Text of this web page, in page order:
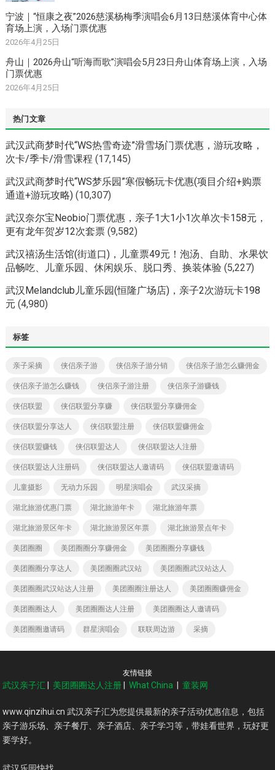
宁波｜“恒康之夜”2026慈溪杨梅季演唱会6月13日慈溪体育中心体
育场上演，入场门票优惠
2026年4月25日
舟山｜2026舟山“听海而歌”演唱会5月23日舟山体育场上演，入场
门票优惠
2026年4月25日
热门文章
武汉武商梦时代“WS热雪奇迹”滑雪场门票优惠，游玩攻略，
次卡/季卡/滑雪课程 (17,145)
武汉武商梦时代“WS梦乐园”寒假畅玩卡优惠(项目介绍+购票
通道+游玩攻略) (10,307)
武汉奈尔宝Neobio门票优惠，亲子1大1小1次单次卡158元，
更有龙年贺岁12次套票 (9,582)
武汉禧汤生活馆(街道口)，儿童票49元！泡汤、自助、水果饮
品畅吃、儿童乐园、休闲娱乐、脱口秀、换装体验 (5,227)
武汉Melandclub儿童乐园(恒隆广场店)，亲子2次游玩卡198
元 (4,980)
标签
亲子采摘 侠侣亲子游 侠侣亲子游分销 侠侣亲子游怎么赚佣金
侠侣亲子游怎么赚钱 侠侣亲子游注册 侠侣亲子游赚钱
侠侣联盟 侠侣联盟分享赚 侠侣联盟分享赚佣金
侠侣联盟分享达人 侠侣联盟注册 侠侣联盟赚佣金
侠侣联盟赚钱 侠侣联盟达人 侠侣联盟达人注册
侠侣联盟达人注册码 侠侣联盟达人邀请码 侠侣联盟邀请码
儿童摄影 无动力乐园 明星演唱会 武汉采摘
湖北旅游优惠门票 湖北旅游年卡 湖北旅游年票
湖北旅游景区年卡 湖北旅游景区年票 湖北旅游景点年卡
美团圈圈 美团圈圈分享赚佣金 美团圈圈分享赚钱
美团圈圈分享达人 美团圈圈武汉站 美团圈圈武汉站达人
美团圈圈武汉站达人注册 美团圈圈注册达人 美团圈圈赚佣金
美团圈圈达人 美团圈圈达人注册 美团圈圈达人邀请码
美团圈圈邀请码 群星演唱会 联联周边游 采摘
友情链接
武汉亲子汇 美团圈圈达人注册 |What China |童装网
www.qinzihui.cn 武汉亲子汇为您提供最新的亲子活动优惠信息，包括
亲子游乐场、亲子餐厅、亲子酒店、亲子学习等，带娃看世界，玩好更
要学好。